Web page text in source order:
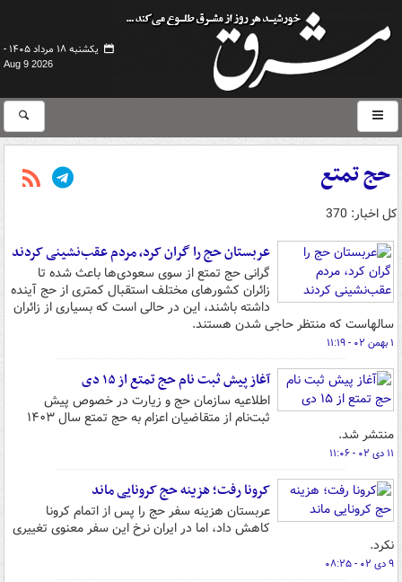
یکشنبه ۱۸ مرداد ۱۴۰۵ -
Aug 9 2026
حج تمتع
کل اخبار: 370
عربستان حج را گران کرد، مردم عقب‌نشینی کردند
گرانی حج تمتع از سوی سعودی‌ها باعث شده تا
زائران کشورهای مختلف استقبال کمتری از حج آینده
داشته باشند، این در حالی است که بسیاری از زائران
سالهاست که منتظر حاجی شدن هستند.
۱ بهمن ۰۲ - ۱۱:۱۹
آغاز پیش ثبت نام حج تمتع از ۱۵ دی
اطلاعیه سازمان حج و زیارت در خصوص پیش
ثبت‌نام از متقاضیان اعزام به حج تمتع سال ۱۴۰۳
منتشر شد.
۱۱ دی ۰۲ - ۱۱:۰۶
کرونا رفت؛ هزینه حج کرونایی ماند
عربستان هزینه سفر حج را پس از اتمام کرونا
کاهش داد، اما در ایران نرخ این سفر معنوی تغییری
نکرد.
۹ دی ۰۲ - ۰۸:۲۵